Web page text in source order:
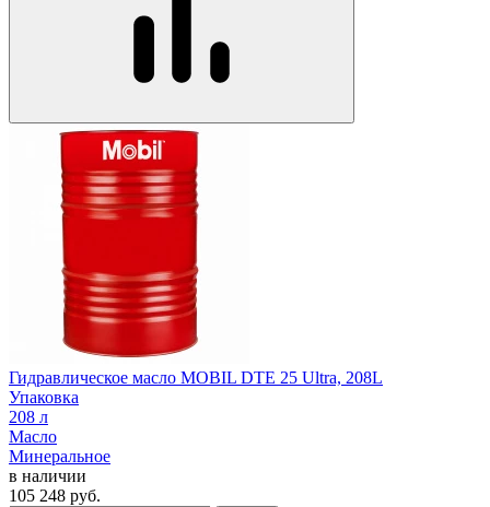
Гидравлическое масло MOBIL DTE 25 Ultra, 208L
Упаковка
208 л
Масло
Минеральное
в наличии
105 248 руб.